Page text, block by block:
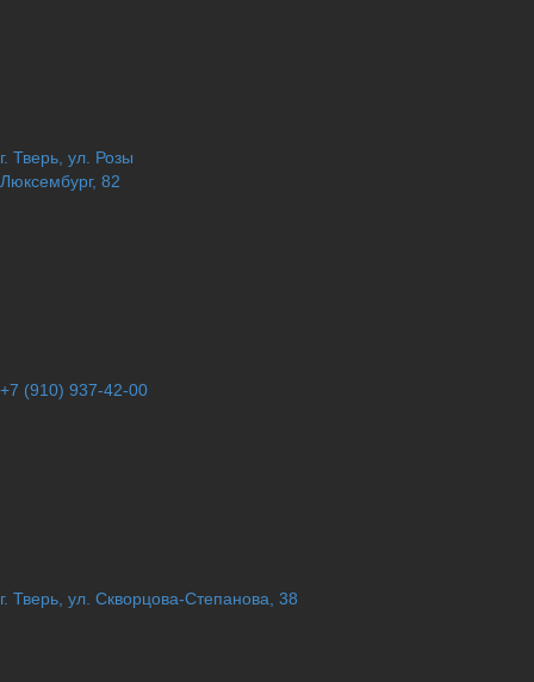
г. Тверь, ул. Розы
Люксембург, 82
+7 (910) 937-42-00
г. Тверь, ул. Скворцова-Степанова, 38